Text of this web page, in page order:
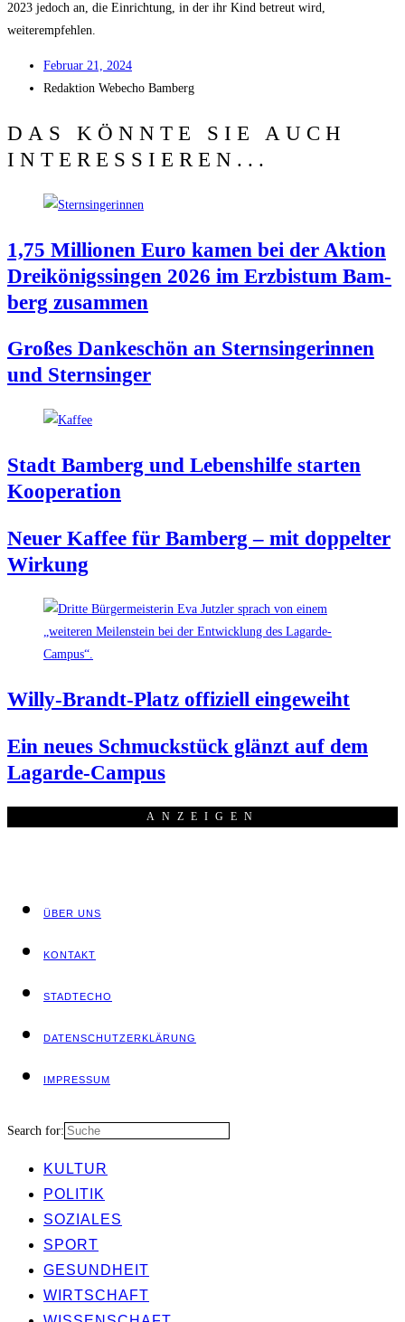
2023 jedoch an, die Ein­rich­tung, in der ihr Kind betreut wird,
weiterempfehlen.
Febru­ar 21, 2024
Redak­ti­on Web­echo Bamberg
DAS KÖNNTE SIE AUCH
INTERESSIEREN...
1,75 Mil­lio­nen Euro kamen bei der Akti­on
Drei­kö­nigs­sin­gen 2026 im Erz­bis­tum Bam­
berg zusammen
Gro­ßes Dan­ke­schön an Stern­sin­ge­rin­nen
und Sternsinger
Stadt Bam­berg und Lebens­hil­fe star­ten
Kooperation
Neu­er Kaf­fee für Bam­berg – mit dop­pel­ter
Wirkung
Wil­ly-Brandt-Platz offi­zi­ell eingeweiht
Ein neu­es Schmuck­stück glänzt auf dem
Lagarde-Campus
ANZEI­GEN
ÜBER UNS
KON­TAKT
STADT­ECHO
DATEN­SCHUTZ­ER­KLÄ­RUNG
IMPRES­SUM
Search for:
KUL­TUR
POLI­TIK
SOZIA­LES
SPORT
GESUND­HEIT
WIRT­SCHAFT